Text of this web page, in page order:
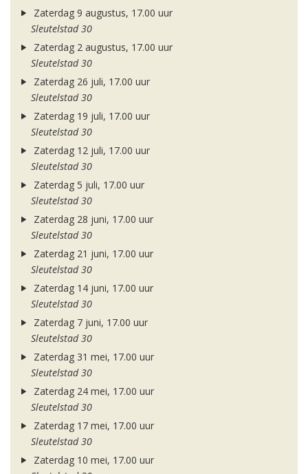
Zaterdag 9 augustus, 17.00 uur
Sleutelstad 30
Zaterdag 2 augustus, 17.00 uur
Sleutelstad 30
Zaterdag 26 juli, 17.00 uur
Sleutelstad 30
Zaterdag 19 juli, 17.00 uur
Sleutelstad 30
Zaterdag 12 juli, 17.00 uur
Sleutelstad 30
Zaterdag 5 juli, 17.00 uur
Sleutelstad 30
Zaterdag 28 juni, 17.00 uur
Sleutelstad 30
Zaterdag 21 juni, 17.00 uur
Sleutelstad 30
Zaterdag 14 juni, 17.00 uur
Sleutelstad 30
Zaterdag 7 juni, 17.00 uur
Sleutelstad 30
Zaterdag 31 mei, 17.00 uur
Sleutelstad 30
Zaterdag 24 mei, 17.00 uur
Sleutelstad 30
Zaterdag 17 mei, 17.00 uur
Sleutelstad 30
Zaterdag 10 mei, 17.00 uur